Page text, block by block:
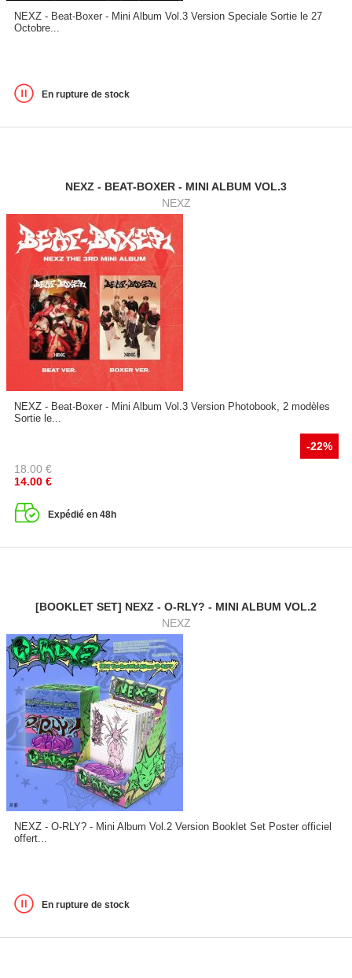
NEXZ - Beat-Boxer - Mini Album Vol.3 Version Speciale Sortie le 27
Octobre...
En rupture de stock
NEXZ - BEAT-BOXER - MINI ALBUM VOL.3
NEXZ
NEXZ - Beat-Boxer - Mini Album Vol.3 Version Photobook, 2 modèles
Sortie le...
-22%
18.00 €
14.00 €
Expédié en 48h
[BOOKLET SET] NEXZ - O-RLY? - MINI ALBUM VOL.2
NEXZ
NEXZ - O-RLY? - Mini Album Vol.2 Version Booklet Set Poster officiel
offert...
En rupture de stock